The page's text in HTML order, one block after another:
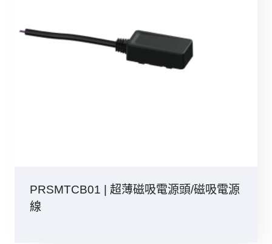
PRSMTCB01 | 超薄磁吸電源頭/磁吸電源
線